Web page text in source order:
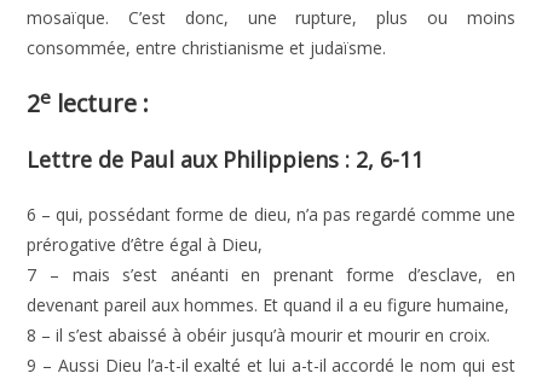
mosaïque. C’est donc, une rupture, plus ou moins
consommée, entre christianisme et judaïsme.
2e lecture :
Lettre de Paul aux Philippiens : 2, 6-11
6 – qui, possédant forme de dieu, n’a pas regardé comme une
prérogative d’être égal à Dieu,
7 – mais s’est anéanti en prenant forme d’esclave, en
devenant pareil aux hommes. Et quand il a eu figure humaine,
8 – il s’est abaissé à obéir jusqu’à mourir et mourir en croix.
9 – Aussi Dieu l’a-t-il exalté et lui a-t-il accordé le nom qui est